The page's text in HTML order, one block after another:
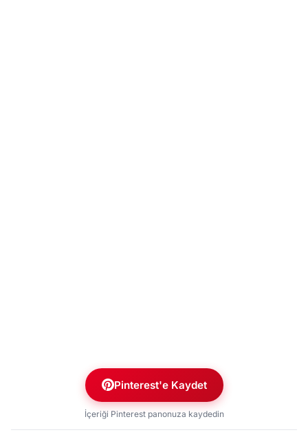
Pinterest'e Kaydet
İçeriği Pinterest panonuza kaydedin